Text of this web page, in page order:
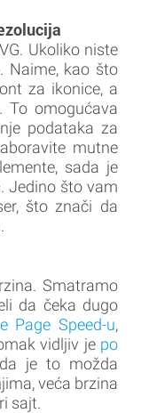
Ukoliko niste
Naime, kao što
za ikonice, a
To omogućava
podataka za
mutne
sada je
Jedino što vam
što znači da
Smatramo
da čeka dugo
Page Speed-u,
vidljiv je po
je to možda
veća brzina
sajt.